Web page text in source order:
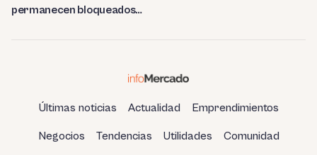
permanecen bloqueados
Últimas noticias Actualidad Emprendimientos
Negocios Tendencias Utilidades Comunidad